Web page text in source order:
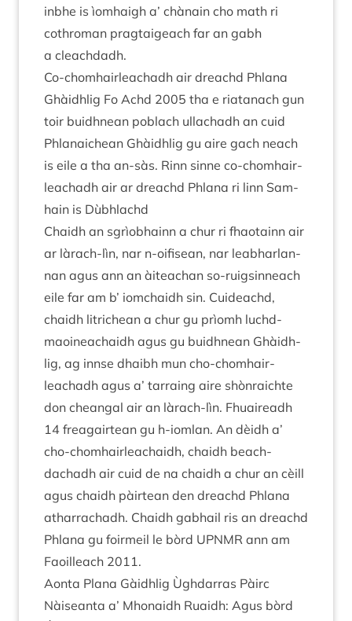
inbhe is ìom­haigh a’ chànain cho math ri
cothro­man prag­taigeach far an gabh
a cleachdadh.
Co-chom­hair­leachadh air dreachd Phlana
Ghàidh­lig Fo Achd 2005 tha e riatanach gun
toir buidh­nean poblach ullachadh an cuid
Phlanaichean Ghàidh­lig gu aire gach neach
is eile a tha an-sàs. Rinn sinne co-chom­hair­
leachadh air ar dreachd Phlana ri linn Sam­
hain is Dùbhlachd
Chaidh an sgrìobhainn a chur ri fhao­tainn air
ar làrach-lìn, nar n‑oifisean, nar leabhar­lan­
nan agus ann an àiteachan so-ruigsin­neach
eile far am b’ iom­chaidh sin. Cuideachd,
chaidh litrichean a chur gu prìomh luchd-
maoinea­chaidh agus gu buidh­nean Ghàidh­
lig, ag innse dhaibh mun cho-chom­hair­
leachadh agus a’ tar­ra­ing aire shòn­raichte
don cheangal air an làrach-lìn. Fhuaire­adh
14 fre­agairtean gu h‑iomlan. An dèidh a’
cho-chom­hair­lea­chaidh, chaidh beach­
dachadh air cuid de na chaidh a chur an cèill
agus chaidh pàirtean den dreachd Phlana
ath­ar­rachadh. Chaidh gabhail ris an dreachd
Phlana gu foirmeil le bòrd UPN­MR ann am
Faoilleach 2011.
Aonta Plana Gàidh­lig Ùgh­dar­ras Pàirc
Nàiseanta a’ Mhon­aidh Ruaidh: Agus bòrd